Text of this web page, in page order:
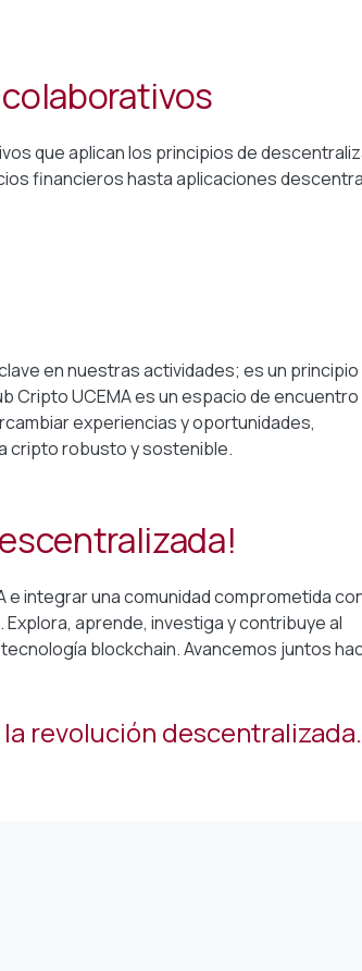
que aplican los principios de
financieros hasta aplicaciones
en nuestras actividades; es un principio
Cripto UCEMA es un espacio de
experiencias y oportunidades,
cripto robusto y sostenible.
e integrar una comunidad comprometida
aprende, investiga y contribuye al
blockchain. Avancemos juntos
revolución descentralizada.